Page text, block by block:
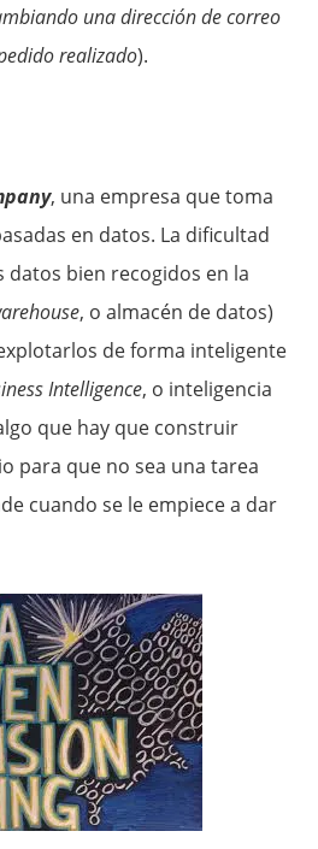
una dirección de correo
realizado).
, una empresa que toma
en datos. La dificultad
datos bien recogidos en la
, o almacén de datos)
de forma inteligente
Intelligence, o inteligencia
que hay que construir
para que no sea una tarea
cuando se le empiece a dar